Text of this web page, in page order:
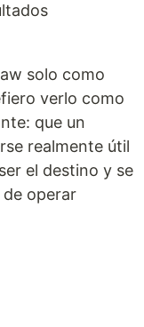
solo como
verlo como
que un
realmente útil
el destino y se
operar